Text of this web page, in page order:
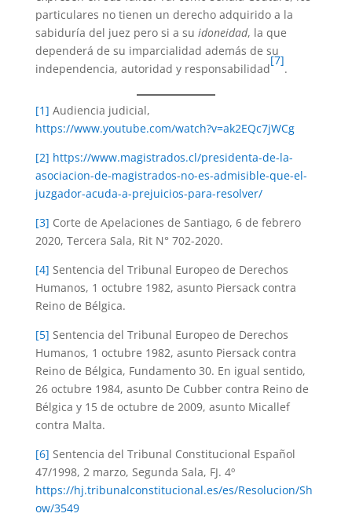
particulares no tienen un derecho adquirido a la
sabiduría del juez pero si a su idoneidad, la que
dependerá de su imparcialidad además de su
independencia, autoridad y responsabilidad
[7]
.
[1] Audiencia judicial,
https://www.youtube.com/watch?v=ak2EQc7jWCg
[2] https://www.magistrados.cl/presidenta-de-la-
asociacion-de-magistrados-no-es-admisible-que-el-
juzgador-acuda-a-prejuicios-para-resolver/
[3] Corte de Apelaciones de Santiago, 6 de febrero
2020, Tercera Sala, Rit N° 702-2020.
[4] Sentencia del Tribunal Europeo de Derechos
Humanos, 1 octubre 1982, asunto Piersack contra
Reino de Bélgica.
[5] Sentencia del Tribunal Europeo de Derechos
Humanos, 1 octubre 1982, asunto Piersack contra
Reino de Bélgica, Fundamento 30. En igual sentido,
26 octubre 1984, asunto De Cubber contra Reino de
Bélgica y 15 de octubre de 2009, asunto Micallef
contra Malta.
[6] Sentencia del Tribunal Constitucional Español
47/1998, 2 marzo, Segunda Sala, FJ. 4º
https://hj.tribunalconstitucional.es/es/Resolucion/Sh
ow/3549